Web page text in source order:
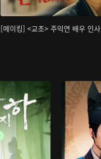
[메이킹] <교초> 주익연 배우 인사